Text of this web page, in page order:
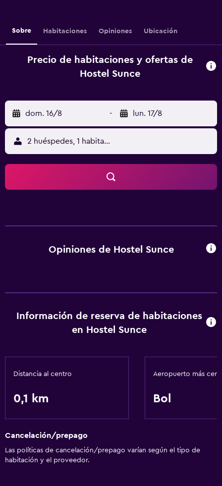
Sobre Habitaciones Opiniones Ubicación
Precio de habitaciones y ofertas de
Hostel Sunce
dom. 16/8 - lun. 17/8
2 huéspedes, 1 habitación
Opiniones de Hostel Sunce
Información de reserva de habitaciones
en Hostel Sunce
Distancia al centro
0,1 km
Aeropuerto más
Bol
Cancelación/prepago
Las políticas de cancelación/prepago varían según el tipo de
habitación y el proveedor.